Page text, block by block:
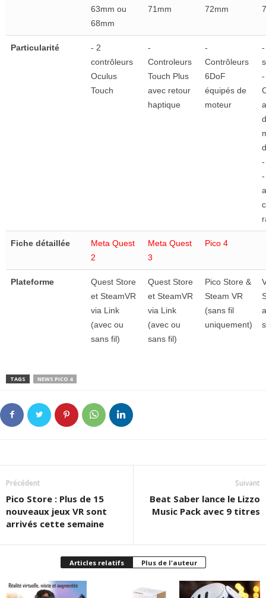
63mm ou
68mm
71mm 72mm
Particularité
- 2
contrôleurs
Oculus
Touch
-
Controleurs
Touch Plus
avec retour
haptique
-
Contrôleurs
6DoF
équipés de
moteur
-
Fiche détaillée
Meta Quest
2
Meta Quest
3
Pico 4
Plateforme
Quest Store
et SteamVR
via Link
(avec ou
sans fil)
Quest Store
et SteamVR
via Link
(avec ou
sans fil)
Pico Store &
Steam VR
(sans fil
uniquement)
TAGS NEWS PICO 4
Précédent
Pico Store : Plus de 15
nouveaux jeux VR sont
arrivés cette semaine
Suivant
Beat Saber lance le Lizzo
Music Pack avec 9 titres
Articles relatifs Plus de l'auteur